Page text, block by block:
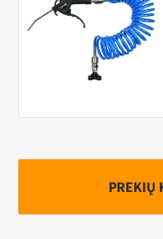
PREKIŲ